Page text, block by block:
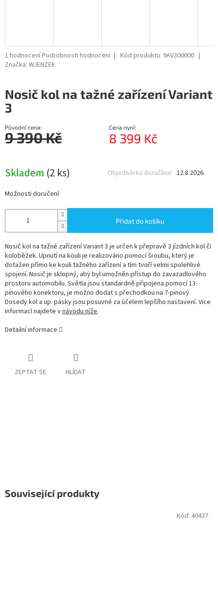
A
Průměrné
hodnocení
5,0
z
5
1 hodnoceníPodrobnosti hodnocení Kód produktu: 9AV300000
Značka: WJENZEK
Nosič kol na tažné zařízení Variant
3
Původní cena:
9 390 Kč
Cena nyní:
8 399 Kč
Skladem (2 ks) 12.8.2026
Objednávku doručíme
Možnosti doručení
Přidat do košíku
Nosič kol na tažné zařízení Variant 3 je určen k přepravě 3 jízdních kol či
koloběžek. Upnutí na kouli je realizováno pomocí šroubu, který je
dotažen přímo ke kouli tažného zařízení a tím tvoří velmi spolehlivé
spojení. Nosič je sklopný, aby byl umožněn přístup do zavazadlového
prostoru automobilu. Světla jsou standardně připojena pomocí 13-
pinového konektoru, je možno dodat s přechodkou na 7-pinový.
Dosedy kol a up. pásky jsou posuvné za účelem lepšího nastavení. Vice
informací najdete vnávodu níže.
Detailní informace
ZEPTAT SE HLÍDAT
Související produkty
Kód: 40437